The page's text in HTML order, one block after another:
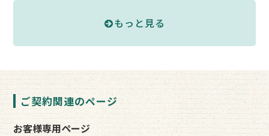
もっと見る
ご契約関連のページ
お客様専用ページ